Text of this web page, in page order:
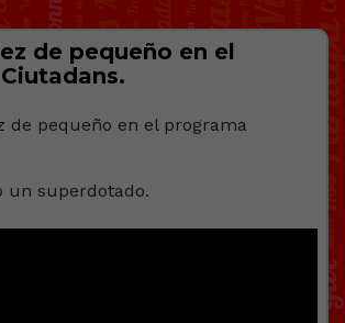
de pequeño en el
un superdotado.